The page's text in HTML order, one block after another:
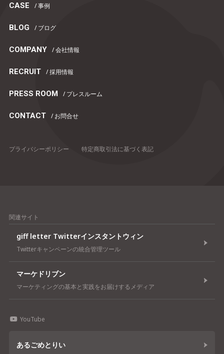
CASE / 事例
BLOG / ブログ
COMPANY / 会社情報
RECRUIT / 採用情報
PRESS ROOM / プレスルーム
CONTACT / お問合せ
プライバシーポリシー 特定商取引法に基づく表記
関連サイト
giff letter Twitterインスタントウィン
Twitterキャンペーンの統合管理ツール
マーケドリブン
マーケティングの基本と実践をお届けするメディア
YouTube
あるごめとりい